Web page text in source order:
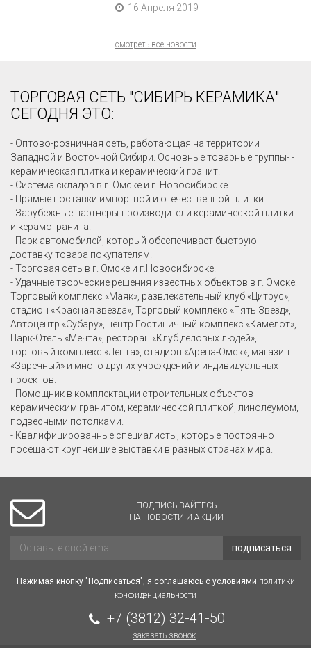
16 Апреля 2019
смотреть все новости
ТОРГОВАЯ СЕТЬ "СИБИРЬ КЕРАМИКА"
СЕГОДНЯ ЭТО:
- Оптово-розничная сеть, работающая на территории
Западной и Восточной Сибири. Основные товарные группы- -
керамическая плитка и керамический гранит.
- Система складов в г. Омске и г. Новосибирске.
- Прямые поставки импортной и отечественной плитки.
- Зарубежные партнеры-производители керамической плитки
и керамогранита.
- Парк автомобилей, который обеспечивает быструю
доставку товара покупателям.
- Торговая сеть в г. Омске и г.Новосибирске.
- Удачные творческие решения известных объектов в г. Омске:
Торговый комплекс «Маяк», развлекательный клуб «Цитрус»,
стадион «Красная звезда», Торговый комплекс «Пять Звезд»,
Автоцентр «Субару», центр Гостиничный комплекс «Камелот»,
Парк-Отель «Мечта», ресторан «Клуб деловых людей»,
торговый комплекс «Лента», стадион «Арена-Омск», магазин
«Заречный» и много других учреждений и индивидуальных
проектов.
- Помощник в комплектации строительных объектов
керамическим гранитом, керамической плиткой, линолеумом,
подвесными потолками.
- Квалифицированные специалисты, которые постоянно
посещают крупнейшие выставки в разных странах мира.
ПОДПИСЫВАЙТЕСЬ
НА НОВОСТИ И АКЦИИ
подписаться
Нажимая кнопку "Подписаться", я соглашаюсь с условиями политики
конфиденциальности
+7 (3812) 32-41-50
заказать звонок